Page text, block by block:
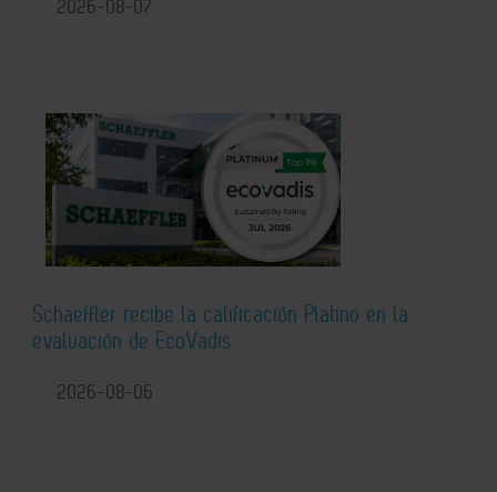
2026-08-07
Schaeffler recibe la calificación Platino en la
evaluación de EcoVadis
2026-08-06